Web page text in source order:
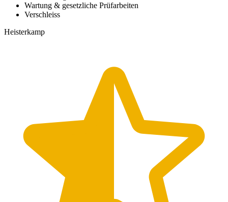
Wartung & gesetzliche Prüfarbeiten
Verschleiss
Heisterkamp